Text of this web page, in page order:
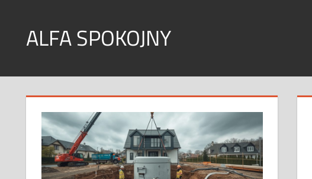
contentALFA SPOKOJNY
tematyczne